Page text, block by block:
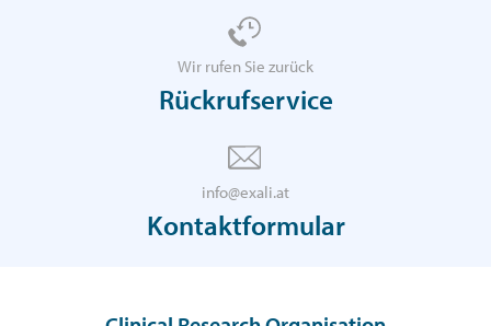
Wir rufen Sie zurück
Rückrufservice
info@exali.at
Kontaktformular